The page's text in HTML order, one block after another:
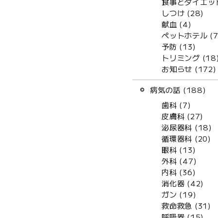
しつけ (28)
献血 (4)
ペットホテル
予防 (13)
トリミング (18)
お知らせ (172)
病気の話 (188)
歯科 (7)
皮膚科 (27)
泌尿器科 (18)
循環器科 (20)
眼科 (13)
外科 (47)
内科 (36)
消化器 (42)
ガン (19)
救命救急 (31)